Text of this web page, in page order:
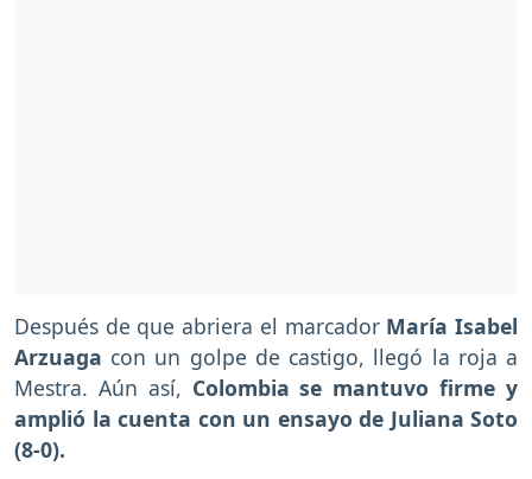
Después de que abriera el marcador María Isabel
Arzuaga con un golpe de castigo, llegó la roja a
Mestra. Aún así, Colombia se mantuvo firme y
amplió la cuenta con un ensayo de Juliana Soto
(8-0).